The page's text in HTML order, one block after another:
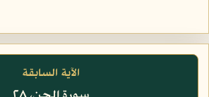
الآية السابقة